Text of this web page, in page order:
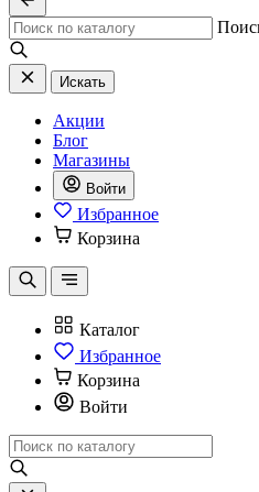
Искать
Акции
Блог
Магазины
Войти
Избранное
Корзина
Каталог
Избранное
Корзина
Войти